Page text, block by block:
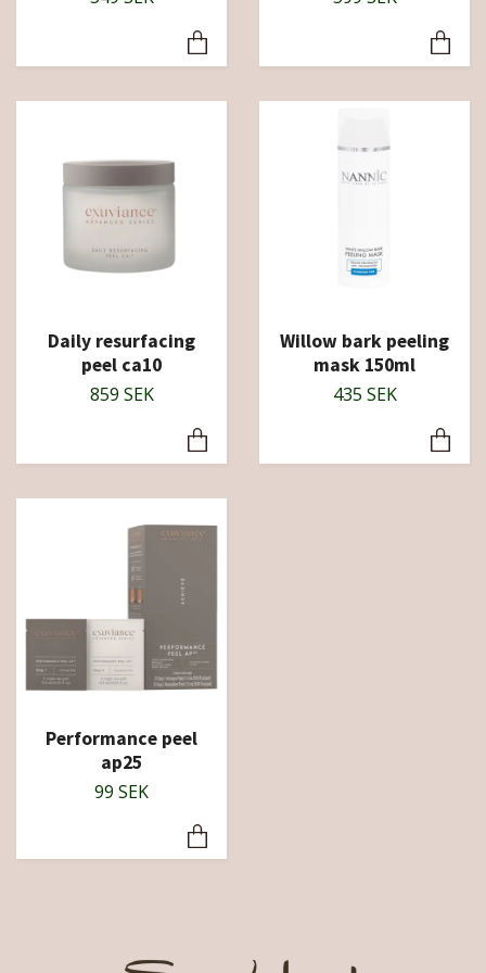
Daily resurfacing
peel ca10
859 SEK
Willow bark peeling
mask 150ml
435 SEK
Performance peel
ap25
99 SEK